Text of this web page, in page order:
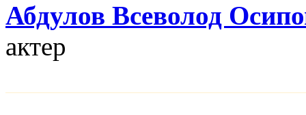
Абдулов Всеволод
актер